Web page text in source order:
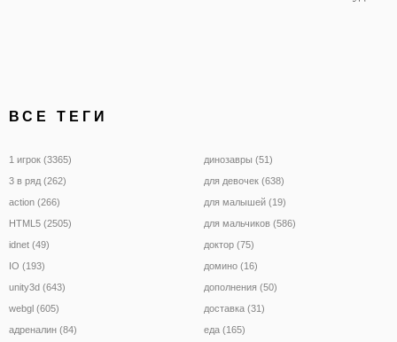
ВСЕ ТЕГИ
1 игрок (3365)
3 в ряд (262)
action (266)
HTML5 (2505)
idnet (49)
IO (193)
unity3d (643)
webgl (605)
адреналин (84)
динозавры (51)
для девочек (638)
для малышей (19)
для мальчиков (586)
доктор (75)
домино (16)
дополнения (50)
доставка (31)
еда (165)